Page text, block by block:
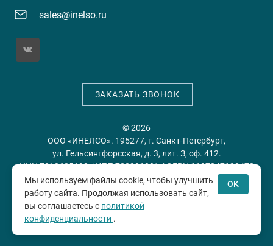
sales@inelso.ru
ЗАКАЗАТЬ ЗВОНОК
© 2026
ООО «ИНЕЛСО». 195277, г. Санкт-Петербург,
ул. Гельсингфорсская, д. 3, лит. З, оф. 412.
ИНН 7813635698 / КПП 780201001 / ОГРН 1197847128478
Политика конфиденциальности
соглашение
Мы используем файлы cookie, чтобы улучшить
работу сайта. Продолжая использовать сайт,
вы соглашаетесь с политикой
конфиденциальности .
OK